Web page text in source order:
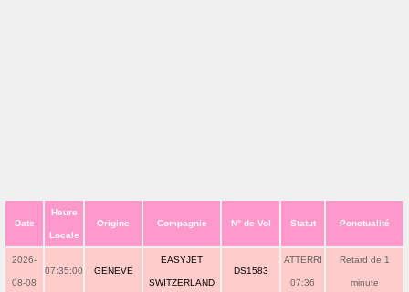
Date
Heure
Locale
Origine Compagnie N° de Vol Statut Ponctualité
2026-
08-08
07:35:00 GENEVE
EASYJET
SWITZERLAND
DS1583
ATTERRI
07:36
Retard de 1
minute